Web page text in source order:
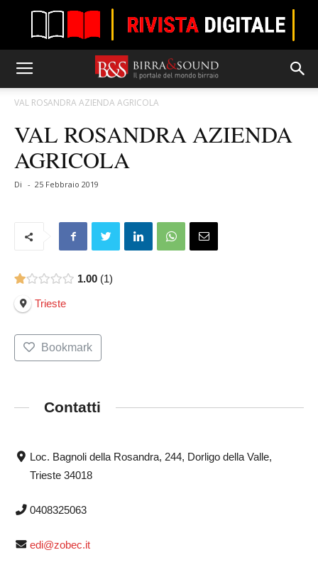
VAL ROSANDRA AZIENDA AGRICOLA
VAL ROSANDRA AZIENDA
AGRICOLA
Di - 25 Febbraio 2019
1.00 1
Trieste
Bookmark
Contatti
Loc. Bagnoli della Rosandra, 244, Dorligo della Valle,
Trieste 34018
0408325063
edi@zobec.it